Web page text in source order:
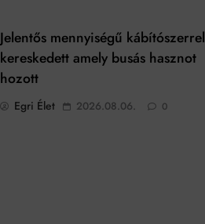
Jelentős mennyiségű kábítószerrel
kereskedett amely busás hasznot
hozott
Egri Élet 2026.08.06. 0